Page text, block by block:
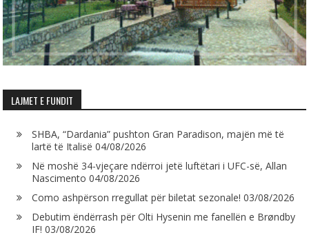
LAJMET E FUNDIT
SHBA, “Dardania” pushton Gran Paradison, majën më të
lartë të Italisë 04/08/2026
Në moshë 34-vjeçare ndërroi jetë luftëtari i UFC-së, Allan
Nascimento 04/08/2026
Como ashpërson rregullat për biletat sezonale! 03/08/2026
Debutim ëndërrash për Olti Hysenin me fanellën e Brøndby
IF! 03/08/2026